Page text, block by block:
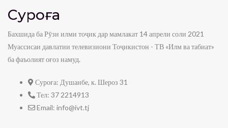
Суроға
Бахшида ба Рӯзи илми тоҷик дар мамлакат 14 апрели соли 2021
Муассисаи давлатии телевизиони Тоҷикистон - ТВ «Илм ва табиат»
ба фаъолият оғоз намуд.
Суроға: Душанбе, к. Шероз 31
Тел: 37 2214913
Email: info@ivt.tj